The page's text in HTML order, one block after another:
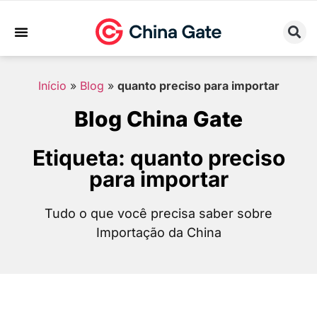
Início » Blog » quanto preciso para importar
Blog China Gate
Etiqueta: quanto preciso
para importar
Tudo o que você precisa saber sobre
Importação da China